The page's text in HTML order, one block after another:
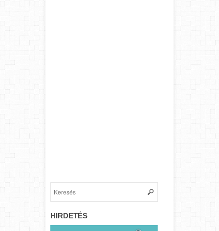
HIRDETÉS